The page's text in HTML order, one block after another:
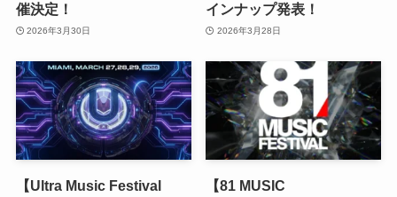
催決定！
2026年3月30日
インナップ発表！
2026年3月28日
【Ultra Music Festival
【81 MUSIC